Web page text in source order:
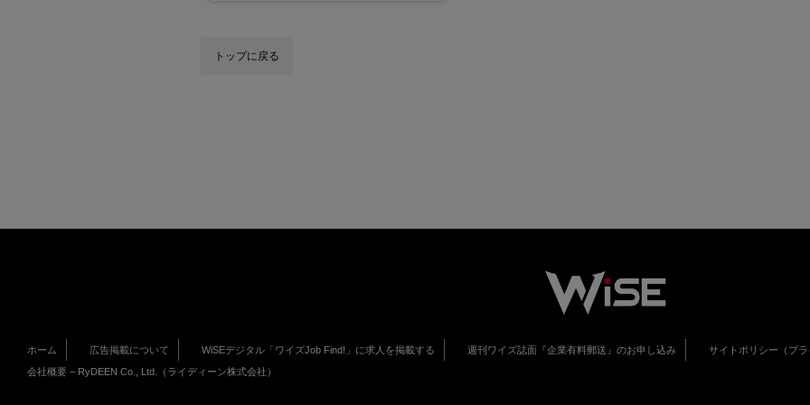
トップに戻る
ホーム 広告掲載について WiSEデジタル「ワイズJob Find!」に求人を掲載する 週刊ワイズ誌面『企業有料郵送』のお申し込み サイトポリシー（プラ
会社概要 – RyDEEN Co., Ltd.（ライディーン株式会社）